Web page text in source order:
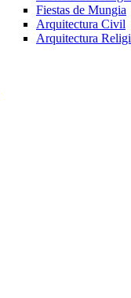
Fiestas de Mungia
Arquitectura Civil
Arquitectura